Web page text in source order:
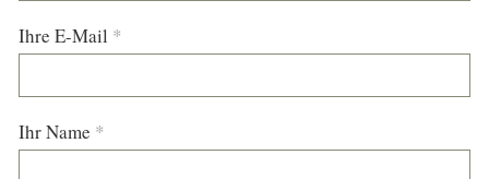
Ihre E-Mail *
Ihr Name *